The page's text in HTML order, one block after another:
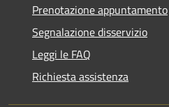
Prenotazione appuntamento
Segnalazione disservizio
Leggi le FAQ
Richiesta assistenza